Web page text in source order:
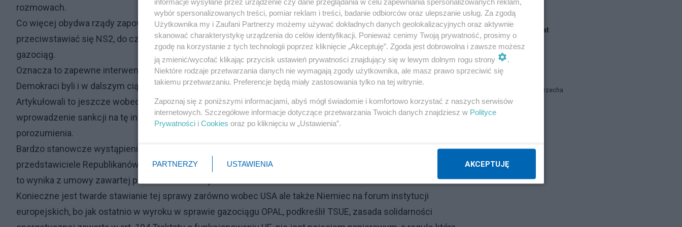
rozmowach.
Co więcej obydwa rządy zapowiadają, że będą współpracować ze swoimi sojusznikami i partnerami, aby
przeciwstawiać się NS2, do czasu wypracowania rozwiązań kryzysu bezpieczeństwa wywołanego przez ten
gazociąg.
Oznacza to zapewne interwencję w obu izbach amerykańskiego Parlamentu, gdzie zarówno Republikanie jak i
Demokraci byli i w dalszym ciągu są, niesłychanie krytyczni w stosunku do tej inwestycji.
Artykułowali to jeszcze wobec administracji Trumpa, stąd rozwiązania ustawowe nakazujące administracji
wprowadzenie sankcji na tę inwestycję, artykułują i teraz, tuż po prezentacji amerykańsko- niemieckiego
porozumienia.
Bardzo stanowcze wystąpienia w tej sprawie wygłosili w tych dniach w amerykańskim Kongresie, zarówno
przedstawiciele Republikanów jak i Demokratów, co daje nadzieję, że ta sprawa nie zostanie zamknięta tak, jak
to wynika z umowy zawartej przez USA i Niemcy.
Konieczne jest twarde stawianie tej sprawy zarówno wobec USA ale także Niemiec na forum instytucji
europejskich, bo jak ostatnio w wyroku w sprawie gazociągu OPAL, podkreślił TSUE, zasada solidarności
Blogi na ten temat
Łukasz Warzecha
wybór spersonalizowanych treści, pomiar reklam i treści, badanie odbiorców oraz ulepszanie usług. Za zgodą
Użytkownika my i Zaufani Partnerzy możemy używać dokładnych danych geolokalizacyjnych oraz aktywnie
skanować charakterystykę urządzenia do celów identyfikacji. Ponieważ cenimy Twoją prywatność, prosimy o
zgodę na korzystanie z tych technologii poprzez kliknięcie „Akceptuję”. Zgoda jest dobrowolna i zawsze możesz
ją zmienić/wycofać klikając przycisk ustawień prywatności znajdujący się w lewym dolnym rogu strony
.
Niektóre rodzaje przetwarzania danych nie wymagają zgody użytkownika, ale masz prawo sprzeciwić się
takiemu przetwarzaniu. Preferencje będą miały zastosowania tylko na tej witrynie.
Zapoznaj się z poniższymi informacjami, abyś mógł świadomie i komfortowo korzystać z naszych serwisów
internetowych. Szczegółowe informacje dotyczące przetwarzania Twoich danych znajdziesz w Polityce
Prywatności i Cookies oraz po kliknięciu w „Ustawienia”.
PARTNERZY USTAWIENIA AKCEPTUJĘ